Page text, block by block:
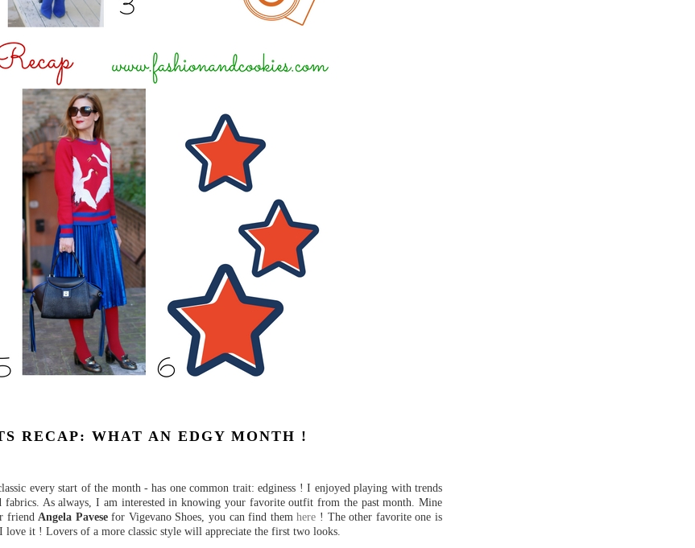
RECAP: WHAT AN EDGY MONTH !
every start of the month - has one common trait: edginess ! I enjoyed playing with trends
fabrics. As always, I am interested in knowing your favorite outfit from the past month. Mine
friend Angela Pavesefor Vigevano Shoes, you can find themhere ! The other favorite one is
. I love it ! Lovers of a more classic style will appreciate the first two looks.